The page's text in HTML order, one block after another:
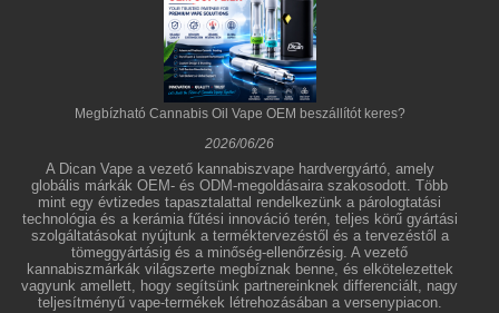
Megbízható Cannabis Oil Vape OEM beszállítót keres?
2026/06/26
A Dican Vape a vezető kannabiszvape hardvergyártó, amely
globális márkák OEM- és ODM-megoldásaira szakosodott. Több
mint egy évtizedes tapasztalattal rendelkezünk a párologtatási
technológia és a kerámia fűtési innováció terén, teljes körű gyártási
szolgáltatásokat nyújtunk a terméktervezéstől és a tervezéstől a
tömeggyártásig és a minőség-ellenőrzésig. A vezető
kannabiszmárkák világszerte megbíznak benne, és elkötelezettek
vagyunk amellett, hogy segítsünk partnereinknek differenciált, nagy
teljesítményű vape-termékek létrehozásában a versenypiacon.